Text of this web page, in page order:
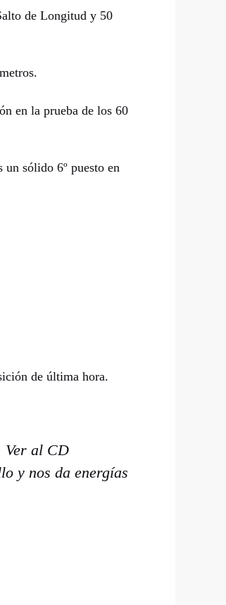
de Longitud y 50
en la prueba de los 60
un sólido 6º puesto en
de última hora.
Ver al CD
y nos da energías